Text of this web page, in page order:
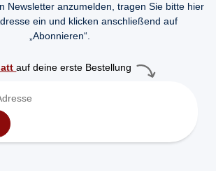
Newsletter anzumelden, tragen Sie bitte hier
ein und klicken anschließend auf
„Abonnieren“.
auf deine erste Bestellung